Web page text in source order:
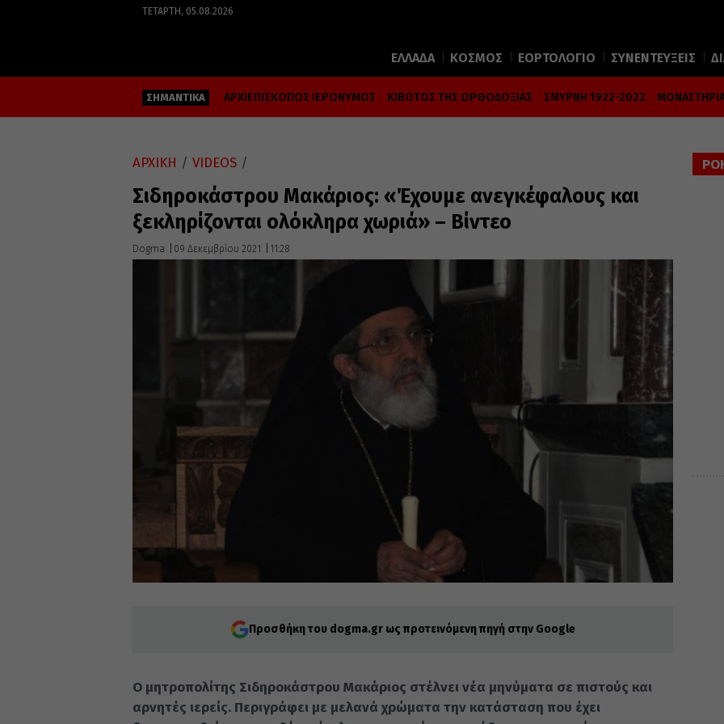
ΤΕΤΆΡΤΗ, 05.08.2026
ΕΛΛΑΔΑ ΚΟΣΜΟΣ ΕΟΡΤΟΛΟΓΙΟ ΣΥΝΕΝΤΕΥΞΕΙΣ
ΣΗΜΑΝΤΙΚΑ ΑΡΧΙΕΠΙΣΚΟΠΟΣ ΙΕΡΩΝΥΜΟΣ ΚΙΒΩΤΟΣ ΤΗΣ ΟΡΘΟΔΟΞΙΑΣ ΣΜΥΡΝΗ 1922-2022
ΑΡΧΙΚΗ / VIDEOS /
Σιδηροκάστρου Μακάριος: «Έχουμε ανεγκέφαλους και
ξεκληρίζονται ολόκληρα χωριά» – Βίντεο
Dogma 09 Δεκεμβρίου 2021 11:28
Προσθήκη του dogma.gr ως προτεινόμενη πηγή στην Google
Ο μητροπολίτης Σιδηροκάστρου Μακάριος στέλνει νέα μηνύματα σε πιστούς και
αρνητές ιερείς. Περιγράφει με μελανά χρώματα την κατάσταση που έχει